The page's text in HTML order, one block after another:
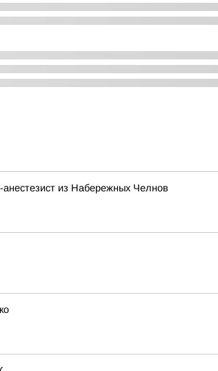
из Набережных Челнов